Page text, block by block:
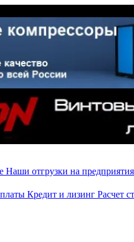
Наши отгрузки на
Кредит и лизинг Расчет